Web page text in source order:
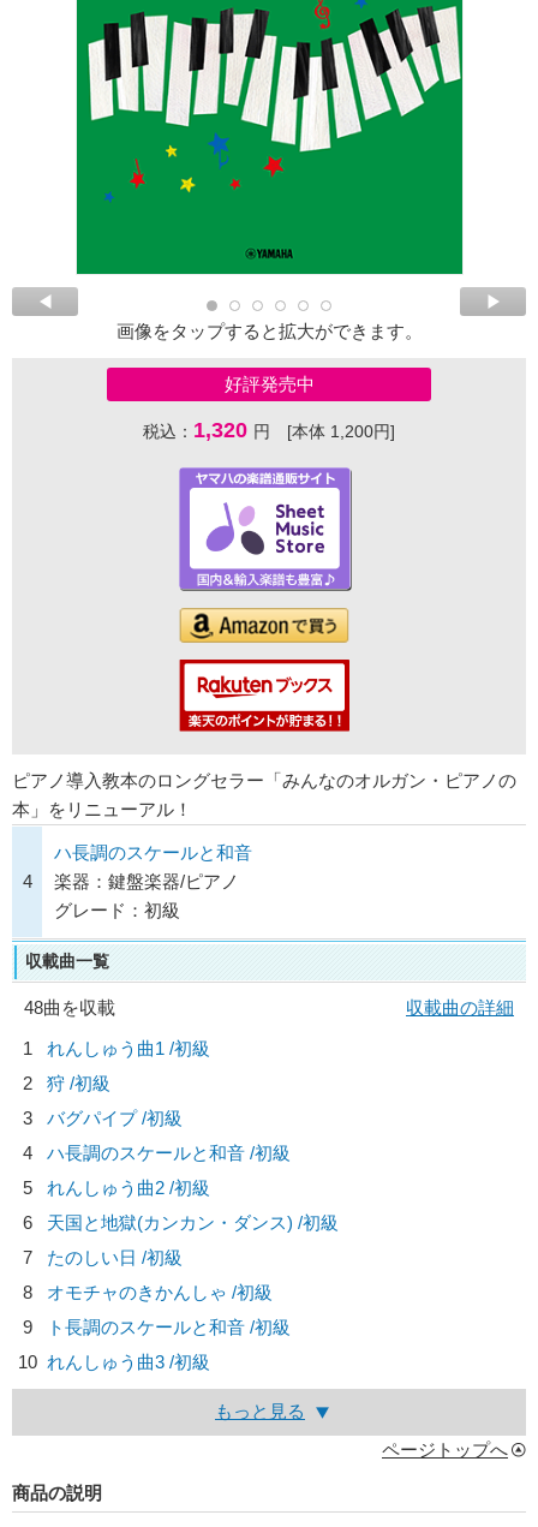
画像をタップすると拡大ができます。
好評発売中
税込： 1,320 円 [本体 1,200円]
ピアノ導入教本のロングセラー「みんなのオルガン・ピアノの
本」をリニューアル！
4
ハ長調のスケールと和音
楽器：鍵盤楽器/ピアノ
グレード：初級
収載曲一覧
48曲を収載
収載曲の詳細
1
れんしゅう曲1 /初級
2
狩 /初級
3
バグパイプ /初級
4
ハ長調のスケールと和音 /初級
5
れんしゅう曲2 /初級
6
天国と地獄(カンカン・ダンス) /初級
7
たのしい日 /初級
8
オモチャのきかんしゃ /初級
9
ト長調のスケールと和音 /初級
10 れんしゅう曲3 /初級
もっと見る
ページトップへ
商品の説明